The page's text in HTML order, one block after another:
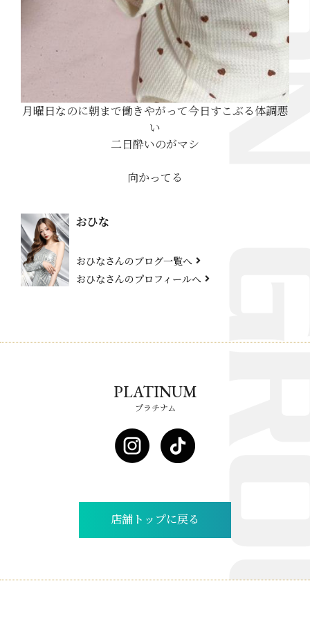
月曜日なのに朝まで働きやがって今日すこぶる体調悪
い
二日酔いのがマシ
向かってる
おひな
おひなさんのブログ一覧へ
おひなさんのプロフィールへ
PLATINUM
プラチナム
店舗トップに戻る